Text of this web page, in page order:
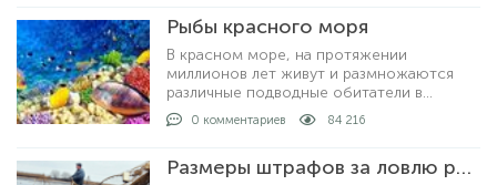
нарушая закон.
Рыбы красного моря
В красном море, на протяжении
миллионов лет живут и размножаются
различные подводные обитатели в
большом количестве. На сегодняшний
день известно о полутора тысячах видов
0 комментариев 84 216
Размеры штрафов за ловлю рыбы сетями